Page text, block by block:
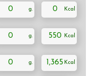
0 0
0 550
0 1,365